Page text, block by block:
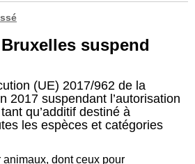
suspend
(UE) 2017/962 de la
2017 suspendant l’autorisation
qu’additif destiné à
les espèces et catégories
dont ceux pour